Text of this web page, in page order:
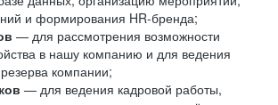
и формирования HR-бренда;
— для рассмотрения возможности
в нашу компанию и для ведения
компании;
— для ведения кадровой работы,